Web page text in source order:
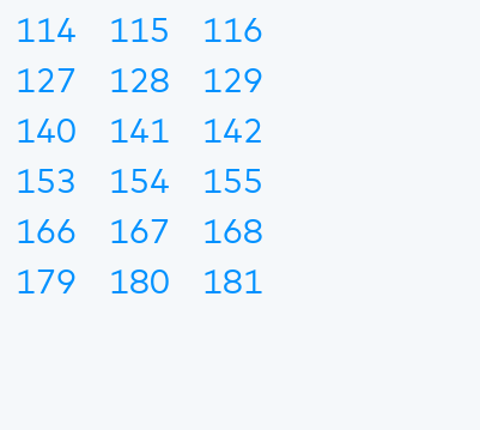
114 115
116
127 128
129
140 141
142
153 154
155
166 167
168
179 180
181